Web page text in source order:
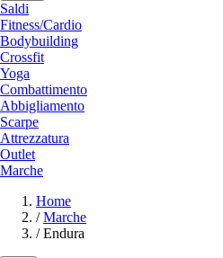
Saldi
Fitness/Cardio
Bodybuilding
Crossfit
Yoga
Combattimento
Abbigliamento
Scarpe
Attrezzatura
Outlet
Marche
Home
/ Marche
/ Endura